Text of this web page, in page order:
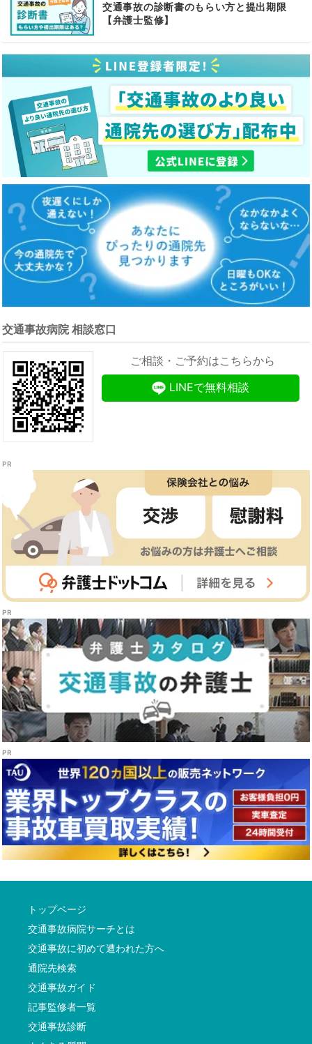
交通事故の診断書のもらい方と提出期限
【弁護士監修】
交通事故病院 相談窓口
ご相談・ご予約はこちらから
LINEで無料相談
トップページ
交通事故病院サーチとは
交通事故に初めて遭われた方へ
通院先検索
交通事故ガイド
記事監修者一覧
交通事故診断